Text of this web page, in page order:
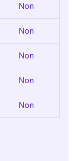
Non
Non
Non
Non
Non